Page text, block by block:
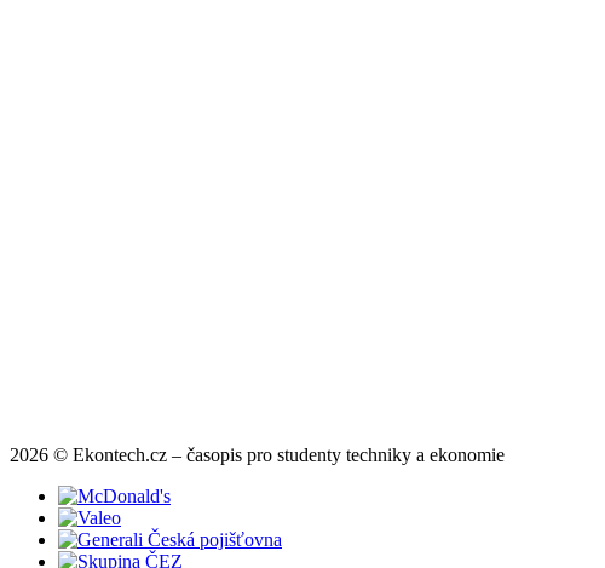
2026 © Ekontech.cz – časopis pro studenty techniky a ekonomie